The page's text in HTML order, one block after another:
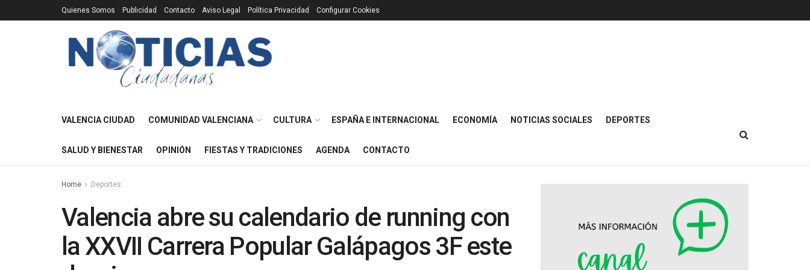
Quienes Somos Publicidad Contacto Aviso Legal Política Privacidad Configurar Cookies
VALENCIA CIUDAD COMUNIDAD VALENCIANA CULTURA ESPAÑA E INTERNACIONAL ECONOMÍA NOTICIAS SOCIALES DEPORTES
SALUD Y BIENESTAR OPINIÓN FIESTAS Y TRADICIONES AGENDA CONTACTO
Home Deportes
Valencia abre su calendario de running con
la XXVII Carrera Popular Galápagos 3F este